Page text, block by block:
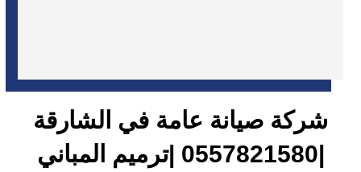
شركة صيانة عامة في الشارقة
|0557821580 |ترميم المباني